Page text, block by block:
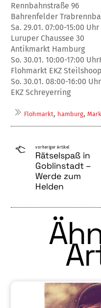
Rennbahnstraße 96
Bahrenfelder
Sa. 29.01. 07:00-15:00 Uhr
Luruper Chaussee 30
Antikmarkt Hamburg
So. 30.01. 10:00-17:00
Flohmarkt EKZ Steilshoop
So. 30.01. 08:00-16:00 Uhr
EKZ Schreyerring
Flohmarkt, hamburg,
vorheriger Artikel
Rätselspaß in
Goblinstadt –
Werde zum
Helden